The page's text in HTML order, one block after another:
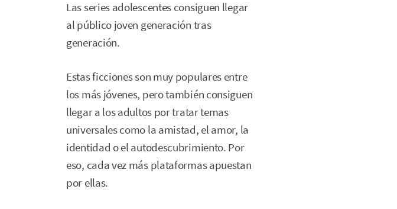
Las series adolescentes consiguen llegar
al público joven generación tras
generación.
Estas ficciones son muy populares entre
los más jóvenes, pero también consiguen
llegar a los adultos por tratar temas
universales como la amistad, el amor, la
identidad o el autodescubrimiento. Por
eso, cada vez más plataformas apuestan
por ellas.